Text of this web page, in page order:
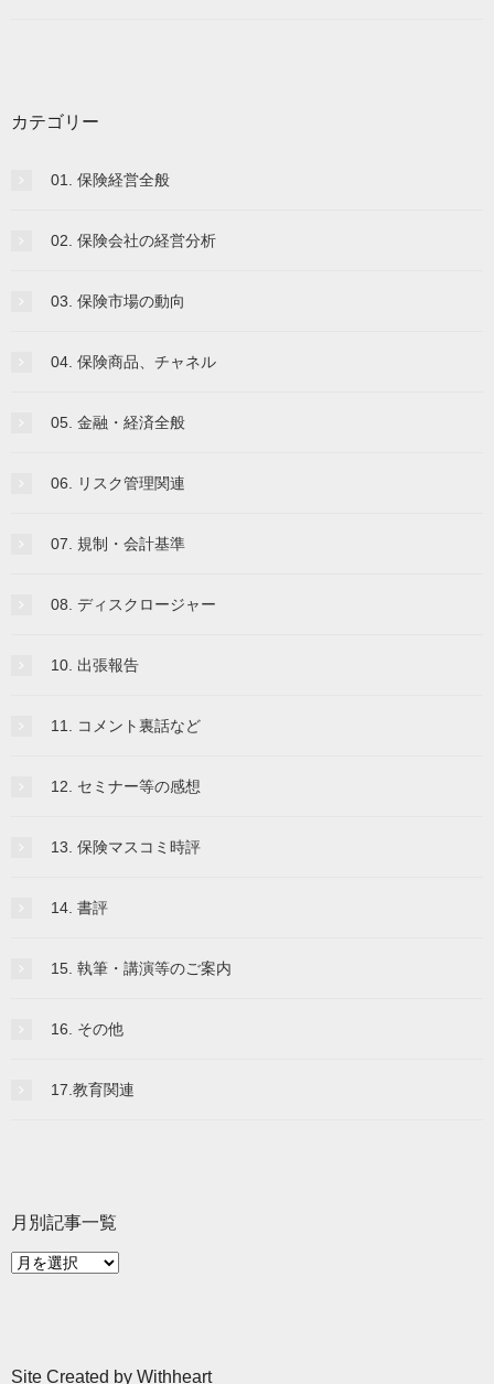
カテゴリー
01. 保険経営全般
02. 保険会社の経営分析
03. 保険市場の動向
04. 保険商品、チャネル
05. 金融・経済全般
06. リスク管理関連
07. 規制・会計基準
08. ディスクロージャー
10. 出張報告
11. コメント裏話など
12. セミナー等の感想
13. 保険マスコミ時評
14. 書評
15. 執筆・講演等のご案内
16. その他
17.教育関連
月別記事一覧
月
Site Created by Withheart